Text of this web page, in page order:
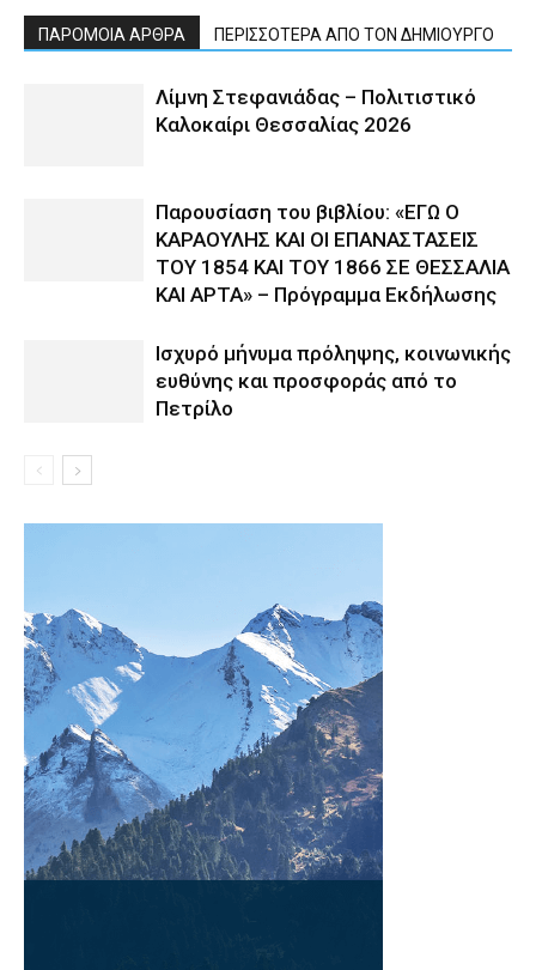
ΠΑΡΟΜΟΙΑ ΑΡΘΡΑ ΠΕΡΙΣΣΟΤΕΡΑ ΑΠΟ ΤΟΝ ΔΗΜΙΟΥΡΓΟ
Λίμνη Στεφανιάδας – Πολιτιστικό
Καλοκαίρι Θεσσαλίας 2026
Παρουσίαση του βιβλίου: «ΕΓΩ Ο
ΚΑΡΑΟΥΛΗΣ ΚΑΙ ΟΙ ΕΠΑΝΑΣΤΑΣΕΙΣ
ΤΟΥ 1854 ΚΑΙ ΤΟΥ 1866 ΣΕ ΘΕΣΣΑΛΙΑ
ΚΑΙ ΑΡΤΑ» – Πρόγραμμα Εκδήλωσης
Ισχυρό μήνυμα πρόληψης, κοινωνικής
ευθύνης και προσφοράς από το
Πετρίλο